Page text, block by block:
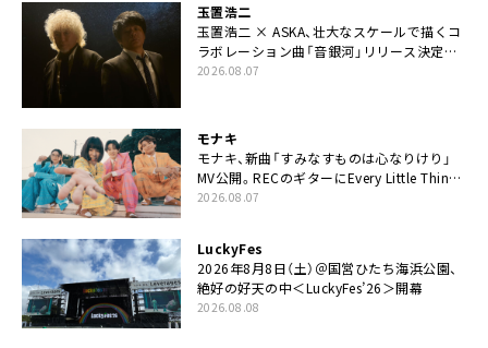
玉置浩二
玉置浩二 × ASKA、壮大なスケールで描くコ
ラボレーション曲「音銀河」リリース決定。
カップリングには新曲「命の宿り」収録も
2026.08.07
モナキ
モナキ、新曲「すみなすものは心なりけり」
MV公開。RECのギターにEvery Little Thing・
伊藤一朗参加も
2026.08.07
LuckyFes
2026年8月8日（土）＠国営ひたち海浜公園、
絶好の好天の中＜LuckyFes’26＞開幕
2026.08.08